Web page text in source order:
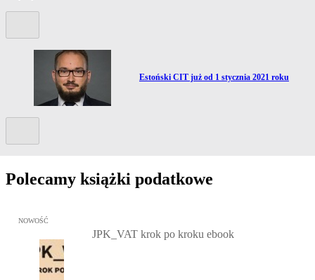
Przejdź do artykułu:
Estoński CIT już od 1 stycznia 2021 roku
Polecamy książki podatkowe
Przejdź do: JPK_VAT krok po kroku ebook, Patrycja Kubiesa -
NOWOŚĆ
JPK_VAT krok po kroku ebook